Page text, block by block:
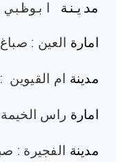
مدينة ابوظبي
امارة العين :
مدينة ام القيوين :
امارة راس الخيمة
مدينة الفجيرة :